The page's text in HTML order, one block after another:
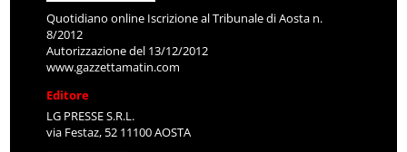
Quotidiano online Iscrizione al Tribunale di Aosta n.
8/2012
Autorizzazione del 13/12/2012
www.gazzettamatin.com
Editore
LG PRESSE S.R.L.
via Festaz, 52 11100 AOSTA